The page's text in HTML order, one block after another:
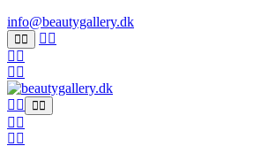
info@beautygallery.dk